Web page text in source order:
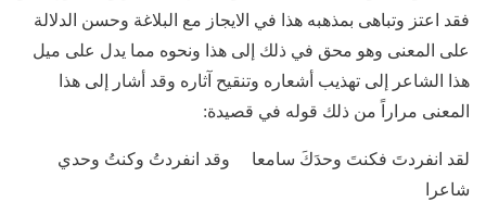
فقد اعتز وتباهى بمذهبه هذا في الايجاز مع البلاغة وحسن الدلالة
على المعنى وهو محق في ذلك إلى هذا ونحوه مما يدل على ميل
هذا الشاعر إلى تهذيب أشعاره وتنقيح آثاره وقد أشار إلى هذا
المعنى مراراً من ذلك قوله في قصيدة:
لقد انفردتَ فكنتَ وحدَكَ سامعا وقد انفردتُ وكنتُ وحدي
شاعرا